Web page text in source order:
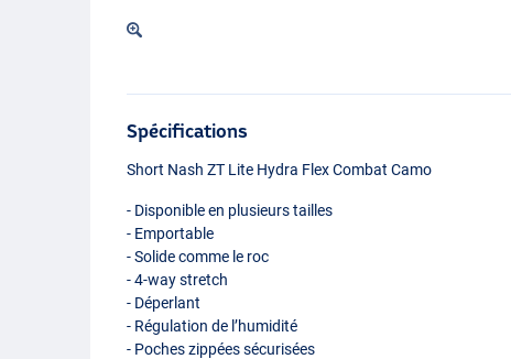
Spécifications
Short Nash ZT Lite Hydra Flex Combat Camo
- Disponible en plusieurs tailles
- Emportable
- Solide comme le roc
- 4-way stretch
- Déperlant
- Régulation de l’humidité
- Poches zippées sécurisées